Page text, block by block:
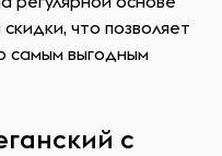
что позволяет
самым выгодным
с